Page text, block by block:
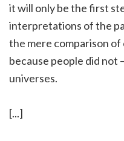
it will only be the first
interpretations of the
the mere comparison
because people did not
universes.
[...]